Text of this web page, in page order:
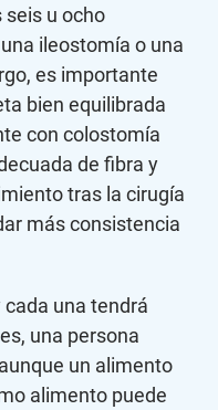
u ocho
ileostomía o una
es importante
bien equilibrada
con colostomía
de fibra y
tras la cirugía
más consistencia
una tendrá
una persona
un alimento
alimento puede